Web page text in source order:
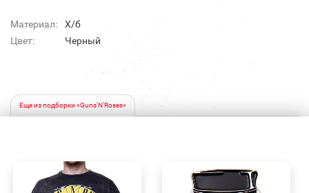
Материал:
Х/б
Цвет:
Черный
Еще из подборки «Guns'N'Roses»